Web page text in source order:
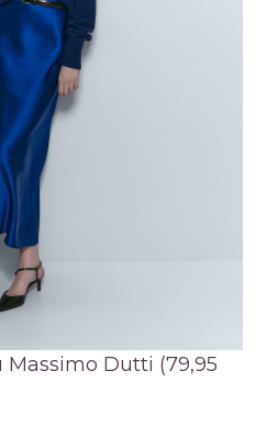
Dutti (79,95